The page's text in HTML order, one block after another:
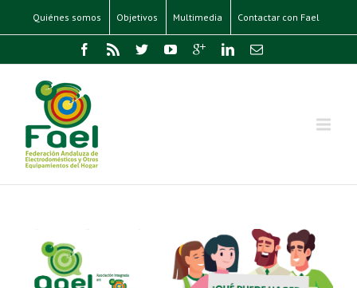
Quiénes somos Objetivos Multimedia Contactar con Fael